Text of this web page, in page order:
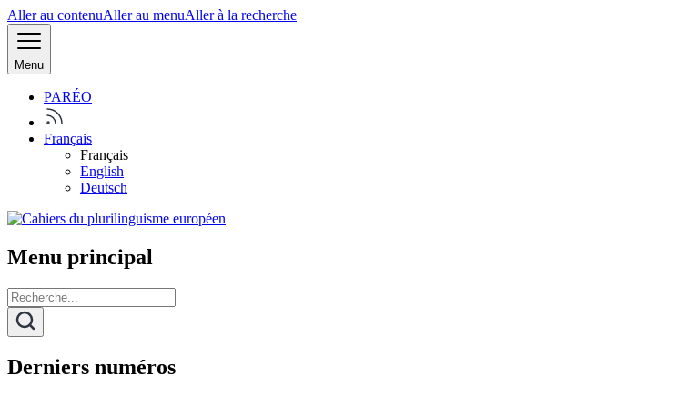
Aller au contenuAller au menuAller à la recherche
Menu
PARÉO
Français
Français
English
Deutsch
Menu principal
Derniers numéros